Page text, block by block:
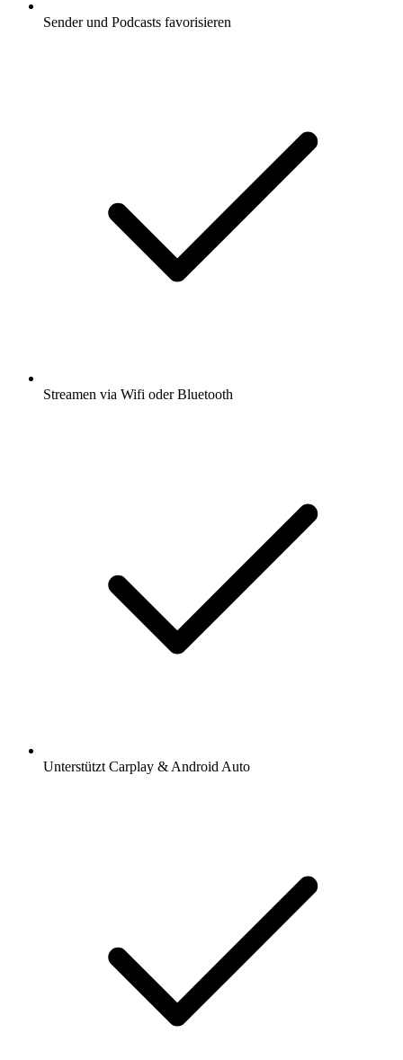
Sender und Podcasts favorisieren
Streamen via Wifi oder Bluetooth
Unterstützt Carplay & Android Auto